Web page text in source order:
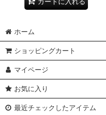
ホーム
ショッピングカート
マイページ
お気に入り
最近チェックしたアイテム